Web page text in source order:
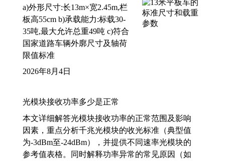
a)外形尺寸:长13m×宽2.45m,栏
板高55cm b)承载能力:标载30-
35吨,最大允许总重49吨 c)符合
国家道路车辆外廓尺寸及轴荷
限值标准
2026年8月4日
光模块接收功率多少是正常
本文详细解答光模块接收功率的正常范围及影响
因素，重点分析千兆光模块的收光标准（典型值
为-3dBm至-24dBm），并提供不同速率光模块的
参考值表格。同时解释功率异常的常见原因（如